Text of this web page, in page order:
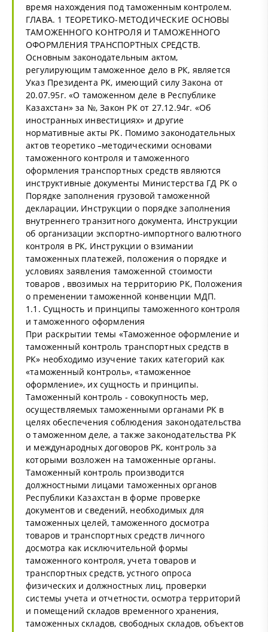
время нахождения под таможенным контролем.
ГЛАВА. 1 ТЕОРЕТИКО-МЕТОДИЧЕСКИЕ ОСНОВЫ
ТАМОЖЕННОГО КОНТРОЛЯ И ТАМОЖЕННОГО
ОФОРМЛЕНИЯ ТРАНСПОРТНЫХ СРЕДСТВ.
Основным законодательным актом,
регулирующим таможенное дело в РК, является
Указ Президента РК, имеющий силу Закона от
20.07.95г. «О таможенном деле в Республике
Казахстан» за №, Закон РК от 27.12.94г. «Об
иностранных инвестициях» и другие
нормативные акты РК. Помимо законодательных
актов теоретико –методическими основами
таможенного контроля и таможенного
оформления транспортных средств являются
инструктивные документы Министерства ГД РК о
Порядке заполнения грузовой таможенной
декларации, Инструкции о порядке заполнения
внутреннего транзитного документа, Инструкции
об организации экспортно-импортного валютного
контроля в РК, Инструкции о взимании
таможенных платежей, положения о порядке и
условиях заявления таможенной стоимости
товаров , ввозимых на территорию РК, Положения
о пременении таможенной конвенции МДП.
1.1. Сущность и принципы таможенного контроля
и таможенного оформления
При раскрытии темы «Таможенное оформление и
таможенный контроль транспортных средств в
РК» необходимо изучение таких категорий как
«таможенный контроль», «таможенное
оформление», их сущность и принципы.
Таможенный контроль - совокупность мер,
осуществляемых таможенными органами РК в
целях обеспечения соблюдения законодательства
о таможенном деле, а также законодательства РК
и международных договоров РК, контроль за
которыми возложен на таможенные органы.
Таможенный контроль производится
должностными лицами таможенных органов
Республики Казахстан в форме проверке
документов и сведений, необходимых для
таможенных целей, таможенного досмотра
товаров и транспортных средств личного
досмотра как исключительной формы
таможенного контроля, учета товаров и
транспортных средств, устного опроса
физических и должностных лиц, проверки
системы учета и отчетности, осмотра территорий
и помещений складов временного хранения,
таможенных складов, свободных складов, объектов